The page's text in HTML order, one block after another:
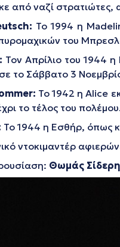
από ναζί στρατιώτες,
: Το 1994 η
του
Τον Απρίλιο του 1944
το Σάββατο 3
: Το 1942 η Alice
το τέλος του
Το 1944 η Εσθήρ, όπως
ντοκιμαντέρ
Θωμάς